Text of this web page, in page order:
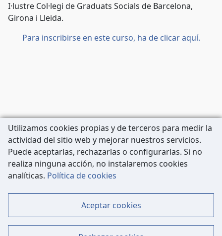
I·lustre Col·legi de Graduats Socials de Barcelona,
Girona i Lleida.
Para inscribirse en este curso, ha de clicar aquí.
Carrer de Còrsega, 227
Tel: 933 63 33 80
Mapa Web
Utilizamos cookies propias y de terceros para medir la
actividad del sitio web y mejorar nuestros servicios.
Puede aceptarlas, rechazarlas o configurarlas. Si no
realiza ninguna acción, no instalaremos cookies
analíticas. Política de cookies
Aceptar cookies